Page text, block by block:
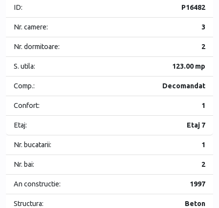
ID: P16482
Nr. camere: 3
Nr. dormitoare: 2
S. utila: 123.00 mp
Comp.: Decomandat
Confort: 1
Etaj: Etaj 7
Nr. bucatarii: 1
Nr. bai: 2
An constructie: 1997
Structura: Beton